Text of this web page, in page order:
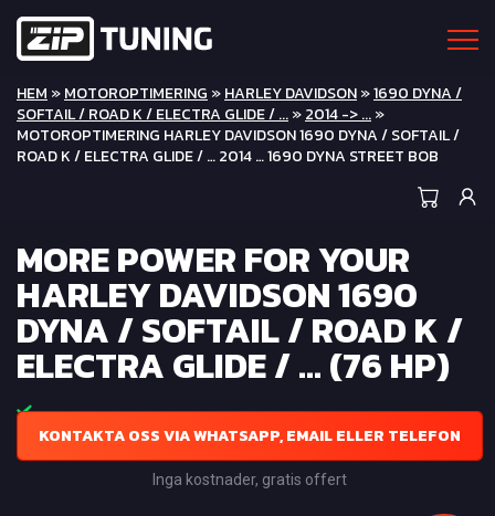
HEM »MOTOROPTIMERING »HARLEY DAVIDSON»1690 DYNA /
SOFTAIL / ROAD K / ELECTRA GLIDE / ...»2014 -> ...»
MOTOROPTIMERING HARLEY DAVIDSON 1690 DYNA / SOFTAIL /
ROAD K / ELECTRA GLIDE / … 2014 … 1690 DYNA STREET BOB
MORE POWER FOR YOUR
HARLEY DAVIDSON 1690
DYNA / SOFTAIL / ROAD K /
ELECTRA GLIDE / ... (76 HP)
KONTAKTA OSS VIA WHATSAPP, EMAIL ELLER TELEFON
Inga kostnader, gratis offert